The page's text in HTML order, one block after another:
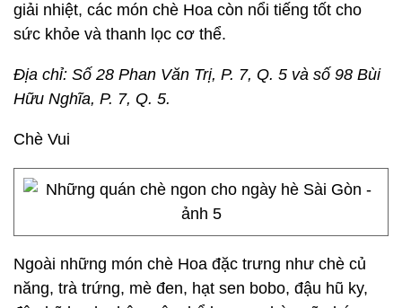
giải nhiệt, các món chè Hoa còn nổi tiếng tốt cho
sức khỏe và thanh lọc cơ thể.
Địa chỉ: Số 28 Phan Văn Trị, P. 7, Q. 5 và số 98 Bùi
Hữu Nghĩa, P. 7, Q. 5.
Chè Vui
Ngoài những món chè Hoa đặc trưng như chè củ
năng, trà trứng, mè đen, hạt sen bobo, đậu hũ ky,